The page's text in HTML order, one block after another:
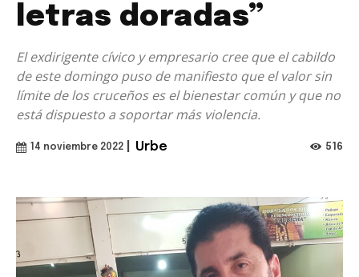
letras doradas”
El exdirigente cívico y empresario cree que el cabildo
de este domingo puso de manifiesto que el valor sin
límite de los cruceños es el bienestar común y que no
está dispuesto a soportar más violencia.
14 noviembre 2022 Urbe 516